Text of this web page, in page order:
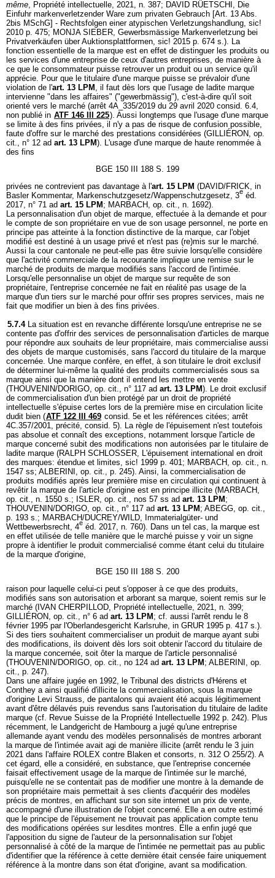
même, Propriété intellectuelle, 2021, n. 387; DAVID RÜETSCHI, Die
Einfuhr markenverletzender Ware zum privaten Gebrauch [Art. 13 Abs.
2bis MSchG] - Rechtsfolgen einer atypischen Verletzungshandlung, sic!
2010 p. 475; MONJA SIEBER, Gewerbsmässige Markenverletzung bei
Privatverkäufen über Auktionsplattformen, sic! 2015 p. 674 s.). La
fonction essentielle de la marque est en effet de distinguer les produits ou
les services d'une entreprise de ceux d'autres entreprises, de manière à
ce que le consommateur puisse retrouver un produit ou un service qu'il
apprécie. Pour que le titulaire d'une marque puisse se prévaloir d'une
violation de l'art. 13 LPM , il faut dès lors que l'usage de ladite marque
intervienne "dans les affaires" ("gewerbmässig"), c'est-à-dire qu'il soit
orienté vers le marché (arrêt 4A_335/2019 du 29 avril 2020 consid. 6.4,
non publié in ATF 146 III 225). Aussi longtemps que l'usage d'une marque
se limite à des fins privées, il n'y a pas de risque de confusion possible,
faute d'offre sur le marché des prestations considérées (GILLIÉRON, op.
cit., n° 12 ad art. 13 LPM). L'usage d'une marque de haute renommée à
des fins
BGE 150 III 188 S. 199
privées ne contrevient pas davantage à l'art. 15 LPM (DAVID/FRICK, in
Basler Kommentar, Markenschutzgesetz/Wappenschutzgesetz, 3e éd.
2017, n° 71 ad art. 15 LPM ; MARBACH, op. cit., n. 1692).
La personnalisation d'un objet de marque, effectuée à la demande et pour
le compte de son propriétaire en vue de son usage personnel, ne porte en
principe pas atteinte à la fonction distinctive de la marque, car l'objet
modifié est destiné à un usage privé et n'est pas (re)mis sur le marché.
Aussi la cour cantonale ne peut-elle pas être suivie lorsqu'elle considère
que l'activité commerciale de la recourante implique une remise sur le
marché de produits de marque modifiés sans l'accord de l'intimée.
Lorsqu'elle personnalise un objet de marque sur requête de son
propriétaire, l'entreprise concernée ne fait en réalité pas usage de la
marque d'un tiers sur le marché pour offrir ses propres services, mais ne
fait que modifier un bien à des fins privées.
5.7.4 La situation est en revanche différente lorsqu'une entreprise ne se
contente pas d'offrir des services de personnalisation d'articles de marque
pour répondre aux souhaits de leur propriétaire, mais commercialise aussi
des objets de marque customisés, sans l'accord du titulaire de la marque
concernée. Une marque confère, en effet, à son titulaire le droit exclusif
de déterminer lui-même la qualité des produits commercialisés sous sa
marque ainsi que la manière dont il entend les mettre en vente
(THOUVENIN/DORIGO, op. cit., n° 117 ad art. 13 LPM). Le droit exclusif
de commercialisation d'un bien protégé par un droit de propriété
intellectuelle s'épuise certes lors de la première mise en circulation licite
dudit bien (ATF 122 III 469 consid. 5e et les références citées; arrêt
4C.357/2001, précité, consid. 5). La règle de l'épuisement n'est toutefois
pas absolue et connaît des exceptions, notamment lorsque l'article de
marque concerné subit des modifications non autorisées par le titulaire de
ladite marque (RALPH SCHLOSSER, L'épuisement international en droit
des marques: étendue et limites, sic! 1999 p. 401; MARBACH, op. cit., n.
1547 ss; ALBERINI, op. cit., p. 245). Ainsi, la commercialisation de
produits modifiés après leur première mise en circulation qui continuent à
revêtir la marque de l'article d'origine est en principe illicite (MARBACH,
op. cit., n. 1550 s.; ISLER, op. cit., nos 57 ss ad art. 13 LPM ;
THOUVENIN/DORIGO, op. cit., n° 117 ad art. 13 LPM ; ABEGG, op. cit.,
p. 193 s.; MARBACH/DUCREY/WILD, Immaterialgüter- und
Wettbewerbsrecht, 4e éd. 2017, n. 760). Dans un tel cas, la marque est
en effet utilisée de telle manière que le marché puisse y voir un signe
propre à identifier le produit commercialisé comme étant celui du titulaire
de la marque d'origine,
BGE 150 III 188 S. 200
raison pour laquelle celui-ci peut s'opposer à ce que des produits,
modifiés sans son autorisation et arborant sa marque, soient remis sur le
marché (IVAN CHERPILLOD, Propriété intellectuelle, 2021, n. 399;
GILLIÉRON, op. cit., n° 6 ad art. 13 LPM ; cf. aussi l'arrêt rendu le 8
février 1995 par l'Oberlandesgericht Karlsruhe, in GRUR 1995 p. 417 s.).
Si des tiers souhaitent commercialiser un produit de marque ayant subi
des modifications, ils doivent dès lors soit obtenir l'accord du titulaire de
la marque concernée, soit ôter la marque de l'article personnalisé
(THOUVENIN/DORIGO, op. cit., no 124 ad art. 13 LPM ; ALBERINI, op.
cit., p. 247).
Dans une affaire jugée en 1992, le Tribunal des districts d'Hérens et
Conthey a ainsi qualifié d'illicite la commercialisation, sous la marque
d'origine Levi Strauss, de pantalons qui avaient été acquis légitimement
avant d'être délavés puis revendus sans l'autorisation du titulaire de ladite
marque (cf. Revue Suisse de la Propriété Intellectuelle 1992 p. 242). Plus
récemment, le Landgericht de Hambourg a jugé qu'une entreprise
allemande ayant vendu des modèles personnalisés de montres arborant
la marque de l'intimée avait agi de manière illicite (arrêt rendu le 3 juin
2021 dans l'affaire ROLEX contre Blaken et consorts, n. 312 O 255/2). A
cet égard, elle a considéré, en substance, que l'entreprise concernée
faisait effectivement usage de la marque de l'intimée sur le marché,
puisqu'elle ne se contentait pas de modifier une montre à la demande de
son propriétaire mais permettait à ses clients d'acquérir des modèles
précis de montres, en affichant sur son site internet un prix de vente,
accompagné d'une illustration de l'objet concerné. Elle a en outre estimé
que le principe de l'épuisement ne trouvait pas application compte tenu
des modifications opérées sur lesdites montres. Elle a enfin jugé que
l'apposition du signe de l'auteur de la personnalisation sur l'objet
personnalisé à côté de la marque de l'intimée ne permettait pas au public
d'identifier que la référence à cette dernière était censée faire uniquement
référence à la montre dans son état d'origine, avant sa modification.